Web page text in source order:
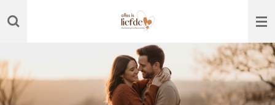
direct
hoofdinhoud